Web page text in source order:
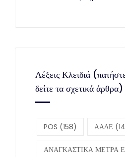
Λέξεις Κλειδιά
δείτε τα σχετικά άρθρα)
POS (158) ΑΑΔΕ
ΑΝΑΓΚΑΣΤΙΚΑ ΜΕΤΡΑ